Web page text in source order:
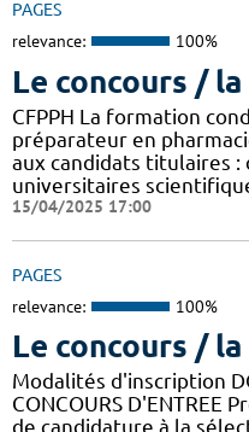
PAGES
relevance: 100%
Le concours /
CFPPH La formation
préparateur en
aux candidats titulaires :
universitaires
15/04/2025 17:00
PAGES
relevance: 100%
Le concours /
Modalités d'inscription
CONCOURS D'ENTREE
de candidature à la